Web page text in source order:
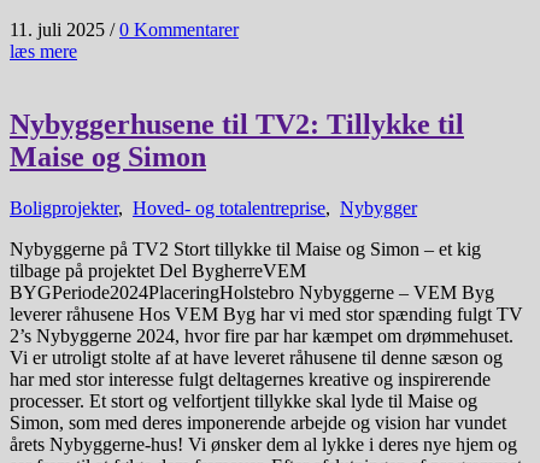
11. juli 2025 / 0 Kommentarer
læs mere
Nybyggerhusene til TV2: Tillykke til
Maise og Simon
Boligprojekter, Hoved- og totalentreprise, Nybygger
Nybyggerne på TV2 Stort tillykke til Maise og Simon – et kig
tilbage på projektet Del BygherreVEM
BYGPeriode2024PlaceringHolstebro Nybyggerne – VEM Byg
leverer råhusene Hos VEM Byg har vi med stor spænding fulgt TV
2’s Nybyggerne 2024, hvor fire par har kæmpet om drømmehuset.
Vi er utroligt stolte af at have leveret råhusene til denne sæson og
har med stor interesse fulgt deltagernes kreative og inspirerende
processer. Et stort og velfortjent tillykke skal lyde til Maise og
Simon, som med deres imponerende arbejde og vision har vundet
årets Nybyggerne-hus! Vi ønsker dem al lykke i deres nye hjem og